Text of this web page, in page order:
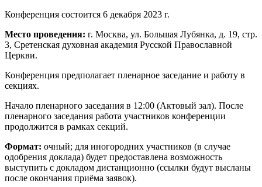
Конференция состоится 6 декабря 2023 г.
Место проведения: г. Москва, ул. Большая Лубянка, д. 19, стр.
3, Сретенская духовная академия Русской Православной
Церкви.
Конференция предполагает пленарное заседание и работу в
секциях.
Начало пленарного заседания в 12:00 (Актовый зал). После
пленарного заседания работа участников конференции
продолжится в рамках секций.
Формат: очный; для иногородних участников (в случае
одобрения доклада) будет предоставлена возможность
выступить с докладом дистанционно (ссылки будут высланы
после окончания приёма заявок).